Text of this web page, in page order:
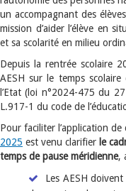
un accompagnant des
mission d’aider l’élève en
et sa scolarité en milieu
Depuis la rentrée scolaire
AESH sur le temps
l’Etat (loi n°2024-475 du
L.917-1 du code de
Pour faciliter l’application de
2025 est venu clarifier le
temps de pause méridienne,
Les AESH